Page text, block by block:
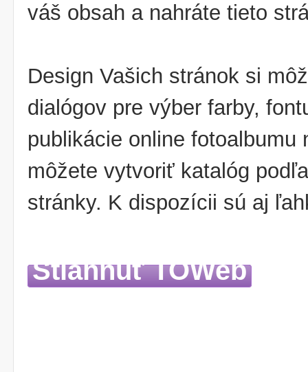
váš obsah a nahráte tieto
Design Vašich stránok si
dialógov pre výber farby,
publikácie online
môžete vytvoriť katalóg
stránky. K dispozícii sú aj
Stiahnuť TOWeb